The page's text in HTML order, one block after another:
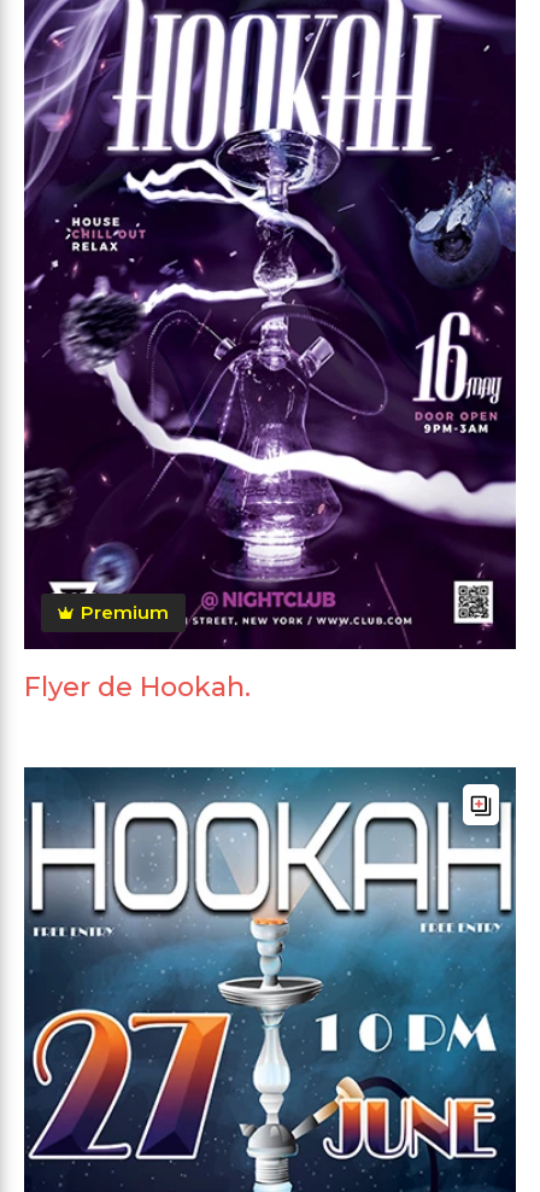
Premium
Flyer de Hookah.